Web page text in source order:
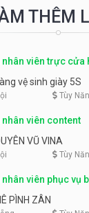
THÊM
nhân viên trực
vệ sinh giày 5S
Tùy
nhân viên content
VŨ VINA
Tùy
nhân viên phục vụ
PÌNH ZÂN